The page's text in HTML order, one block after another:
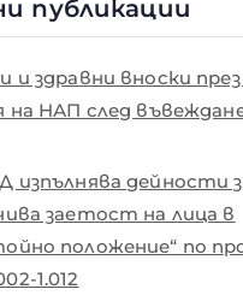
публикации
и здравни вноски през
на НАП след
изпълнява дейности
заетост на лица в
положение“ по
1.012